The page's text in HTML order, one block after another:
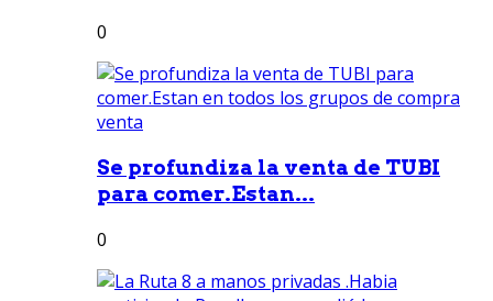
0
Se profundiza la venta de TUBI
para comer.Estan...
0